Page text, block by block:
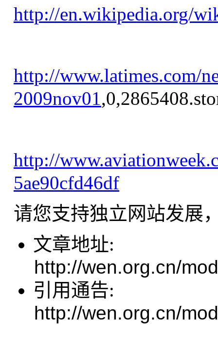
http://en.wikipedia.org/
http://www.latimes.com/
2009nov01
http://
5ae90cfd46df
请您支持独立网站发展
文章地址:
http://wen.org.cn/
引用通告:
http://wen.org.cn/